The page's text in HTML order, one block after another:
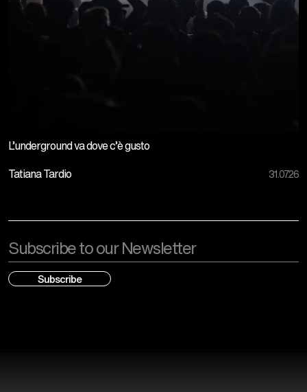
L’underground va dove c’è gusto
Tatiana Tardio 31.07.26
Email